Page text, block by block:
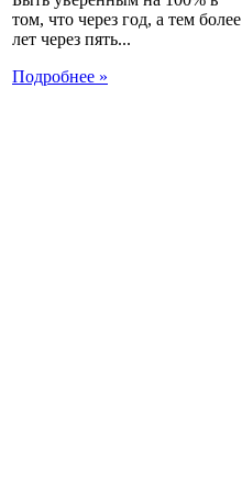
том, что через год, а тем более
лет через пять...
Подробнее »